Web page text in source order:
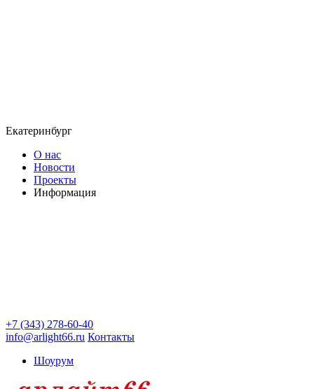
Екатеринбург
О нас
Новости
Проекты
Информация
+7 (343) 278-60-40
info@arlight66.ru Контакты
Шоурум